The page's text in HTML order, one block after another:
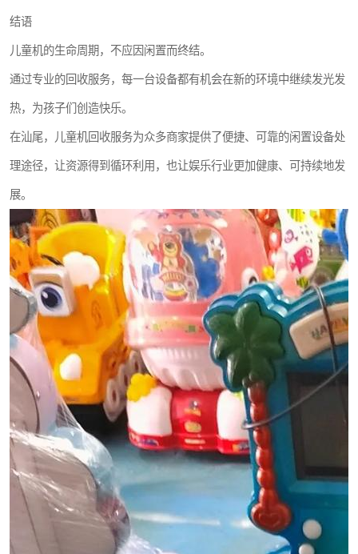
结语
儿童机的生命周期，不应因闲置而终结。
通过专业的回收服务，每一台设备都有机会在新的环境中继续发光发
热，为孩子们创造快乐。
在汕尾，儿童机回收服务为众多商家提供了便捷、可靠的闲置设备处
理途径，让资源得到循环利用，也让娱乐行业更加健康、可持续地发
展。